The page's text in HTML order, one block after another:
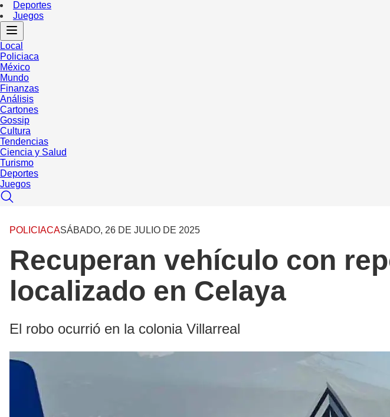
Deportes
Juegos
Local
Policiaca
México
Mundo
Finanzas
Análisis
Cartones
Gossip
Cultura
Tendencias
Ciencia y Salud
Turismo
Deportes
Juegos
POLICIACASÁBADO, 26 DE JULIO DE 2025
Recuperan vehículo con
localizado en Celaya
El robo ocurrió en la colonia Villarreal